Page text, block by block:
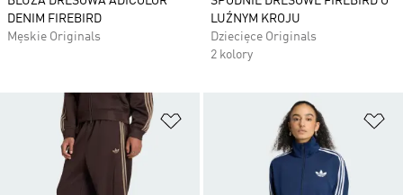
DENIM FIREBIRD
Męskie Originals
LUŹNYM KROJU
Dziecięce Originals
2 kolory
Dodaj do listy życzeń